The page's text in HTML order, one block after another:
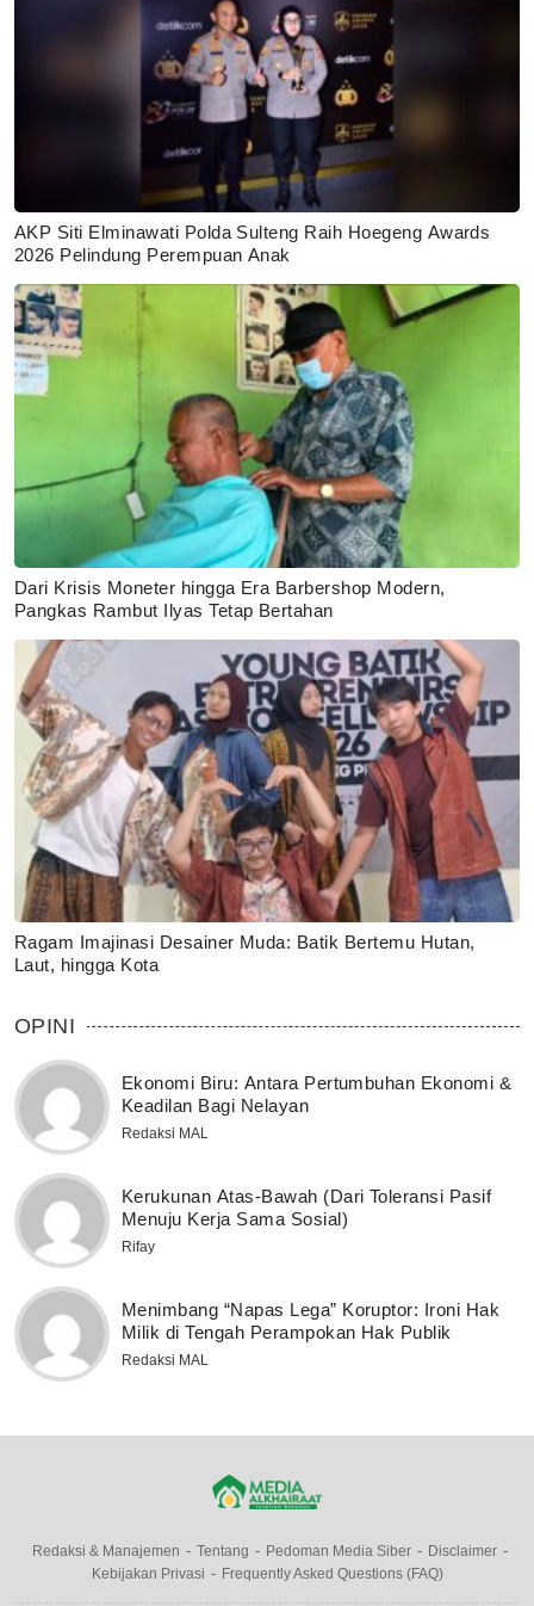
AKP Siti Elminawati Polda Sulteng Raih Hoegeng Awards
2026 Pelindung Perempuan Anak
Dari Krisis Moneter hingga Era Barbershop Modern,
Pangkas Rambut Ilyas Tetap Bertahan
Ragam Imajinasi Desainer Muda: Batik Bertemu Hutan,
Laut, hingga Kota
OPINI
Ekonomi Biru: Antara Pertumbuhan Ekonomi &
Keadilan Bagi Nelayan
Redaksi MAL
Kerukunan Atas-Bawah (Dari Toleransi Pasif
Menuju Kerja Sama Sosial)
Rifay
Menimbang “Napas Lega” Koruptor: Ironi Hak
Milik di Tengah Perampokan Hak Publik
Redaksi MAL
Redaksi & Manajemen Tentang Pedoman Media Siber
Disclaimer
Kebijakan Privasi
Frequently Asked Questions (FAQ)